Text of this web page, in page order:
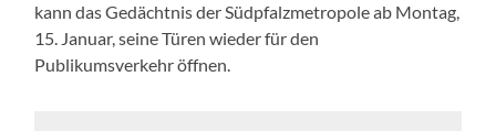
kann das Gedächtnis der Südpfalzmetropole ab Montag,
15. Januar, seine Türen wieder für den
Publikumsverkehr öffnen.